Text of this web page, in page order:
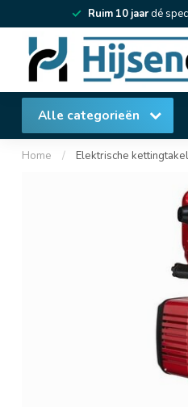
Ruim 10 jaardé
Alle categorieën
Home / Elektrische